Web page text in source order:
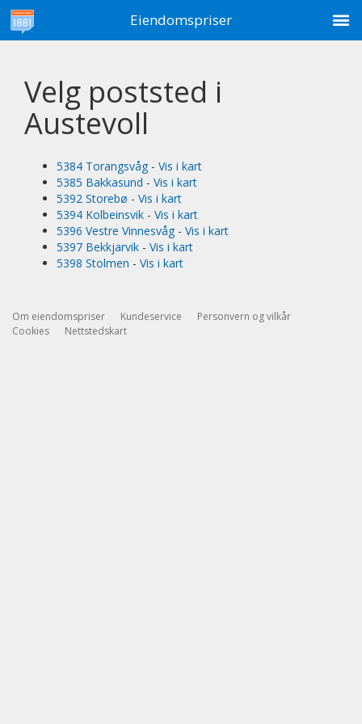
Eiendomspriser
Velg poststed i
Austevoll
5384 Torangsvåg - Vis i kart
5385 Bakkasund - Vis i kart
5392 Storebø - Vis i kart
5394 Kolbeinsvik - Vis i kart
5396 Vestre Vinnesvåg - Vis i kart
5397 Bekkjarvik - Vis i kart
5398 Stolmen - Vis i kart
Om eiendomspriser Kundeservice
Personvern og vilkår
Cookies
Nettstedskart